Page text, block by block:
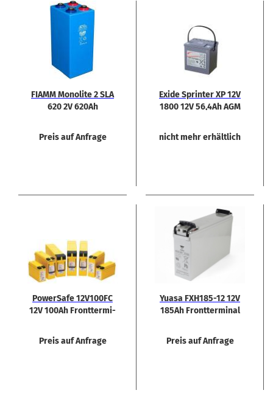
FIAMM Mo­no­li­te 2 SLA
620 2V 620Ah
Preis auf Anfrage
Exide Sprin­ter XP 12V
1800 12V 56,4Ah AGM
nicht mehr erhältlich
Power­Safe 12V100FC
12V 100Ah Front­ter­mi­
Preis auf Anfrage
Yuasa FXH185-​​12 12V
185Ah Front­ter­mi­nal
Preis auf Anfrage